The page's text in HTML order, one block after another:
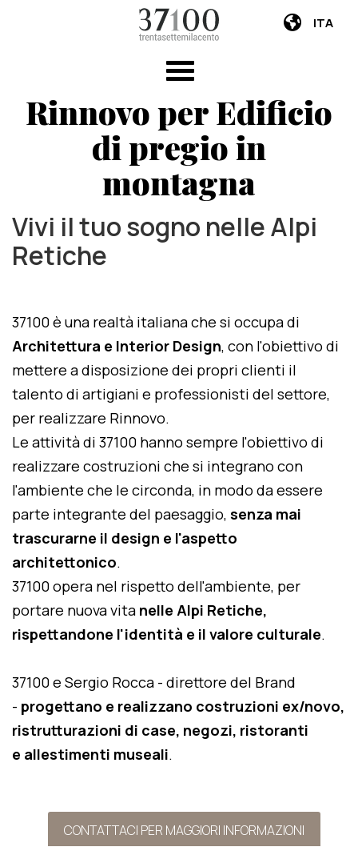
ITA
Rinnovo per Edificio
di pregio in
montagna
Vivi il tuo sogno nelle Alpi
Retiche
37100 è una realtà italiana che si occupa di
Architettura e Interior Design, con l'obiettivo di
mettere a disposizione dei propri clienti il
talento di artigiani e professionisti del settore,
per realizzare Rinnovo.
Le attività di 37100 hanno sempre l'obiettivo di
realizzare costruzioni che si integrano con
l'ambiente che le circonda, in modo da essere
parte integrante del paesaggio, senza mai
trascurarne il design e l'aspetto
architettonico.
37100 opera nel rispetto dell'ambiente, per
portare nuova vita nelle Alpi Retiche,
rispettandone l'identità e il valore culturale.
37100 e Sergio Rocca - direttore del Brand
- progettano e realizzano costruzioni ex/novo,
ristrutturazioni di case, negozi, ristoranti
e allestimenti museali.
CONTATTACI PER MAGGIORI INFORMAZIONI